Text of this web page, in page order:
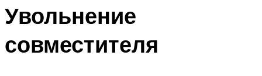
Увольнение
совместителя